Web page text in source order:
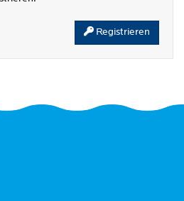
Registrieren